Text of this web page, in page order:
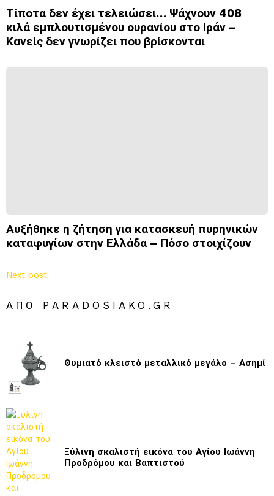
Τίποτα δεν έχει τελειώσει… Ψάχνουν 408
κιλά εμπλουτισμένου ουρανίου στο Ιράν –
Κανείς δεν γνωρίζει που βρίσκονται
Αυξήθηκε η ζήτηση για κατασκευή πυρηνικών
καταφυγίων στην Ελλάδα – Πόσο στοιχίζουν
Next post
ΑΠΌ PARADOSIAKO.GR
Θυμιατό κλειστό μεταλλικό μεγάλο – Ασημί
Ξύλινη σκαλιστή εικόνα του Αγίου Ιωάννη
Προδρόμου και Βαπτιστού